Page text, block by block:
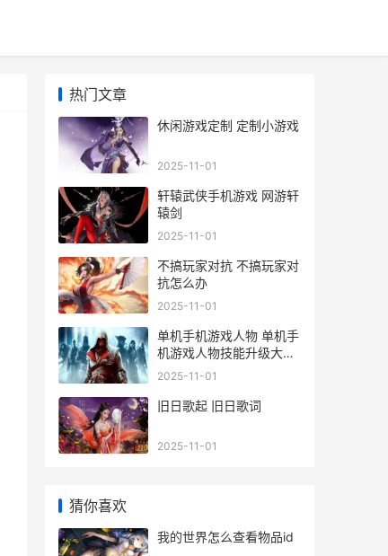
热门文章
休闲游戏定制 定制小游戏
2025-11-01
轩辕武侠手机游戏 网游轩
辕剑
2025-11-01
不搞玩家对抗 不搞玩家对
抗怎么办
2025-11-01
单机手机游戏人物 单机手
机游戏人物技能升级大招
万佛朝宗
2025-11-01
旧日歌起 旧日歌词
2025-11-01
猜你喜欢
我的世界怎么查看物品id